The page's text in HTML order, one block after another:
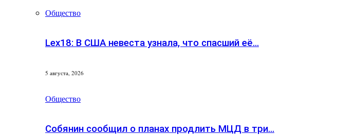
Общество
Lex18: В США невеста узнала, что спасший её…
5 августа, 2026
Общество
Собянин сообщил о планах продлить МЦД в три…